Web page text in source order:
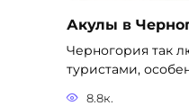
Акулы в
Черногория так
туристами,
8.8к.